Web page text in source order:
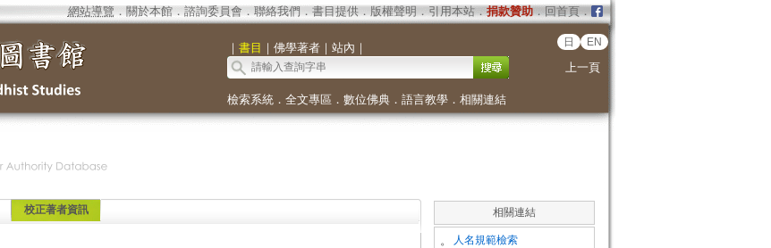
網站導覽 ． 關於本館． 諮詢委員會． 聯絡我們 ． 書目提供． 版權聲明 ． 引用本站． 捐款贊助．回首頁．
｜ 書目 ｜ 佛學著者｜ 站內 ｜ 日 EN
上一頁
檢索系統． 全文專區 ． 數位佛典． 語言教學． 相關連結
校正著者資訊 相關連結
。 人名規範檢索